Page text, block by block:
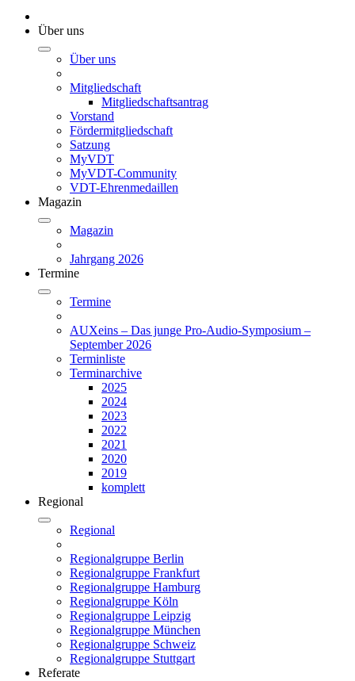
Über uns
Über uns
Mitgliedschaft
Mitgliedschaftsantrag
Vorstand
Fördermitgliedschaft
Satzung
MyVDT
MyVDT-Community
VDT-Ehrenmedaillen
Magazin
Magazin
Jahrgang 2026
Termine
Termine
AUXeins – Das junge Pro-Audio-Symposium –
September 2026
Terminliste
Terminarchive
2025
2024
2023
2022
2021
2020
2019
komplett
Regional
Regional
Regionalgruppe Berlin
Regionalgruppe Frankfurt
Regionalgruppe Hamburg
Regionalgruppe Köln
Regionalgruppe Leipzig
Regionalgruppe München
Regionalgruppe Schweiz
Regionalgruppe Stuttgart
Referate